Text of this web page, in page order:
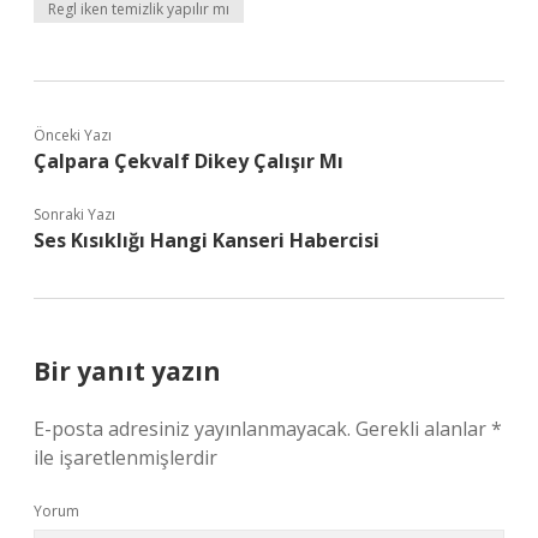
Regl iken temizlik yapılır mı
Önceki Yazı
Çalpara Çekvalf Dikey Çalışır Mı
Sonraki Yazı
Ses Kısıklığı Hangi Kanseri Habercisi
Bir yanıt yazın
E-posta adresiniz yayınlanmayacak. Gerekli alanlar*
ile işaretlenmişlerdir
Yorum